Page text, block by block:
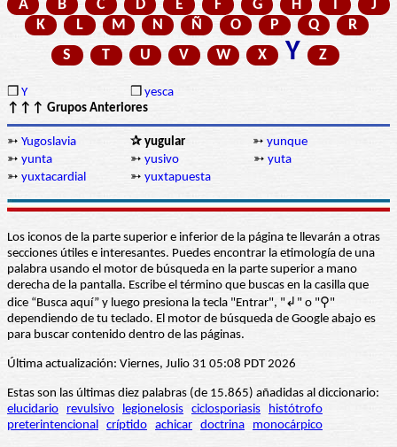
A B C D E F G H I
J
K
L M N Ñ O P Q
R
S
T U V W X Y Z
❒ Y ❒ yesca
↑↑↑ Grupos Anteriores
➳ Yugoslavia ✰ yugular ➳ yunque
➳ yunta ➳ yusivo ➳ yuta
➳ yuxtacardial ➳ yuxtapuesta
Los iconos de la parte superior e inferior de la página te llevarán a otras
secciones útiles e interesantes. Puedes encontrar la etimología de una
palabra usando el motor de búsqueda en la parte superior a mano
derecha de la pantalla. Escribe el término que buscas en la casilla que
dice “Busca aquí” y luego presiona la tecla "Entrar", "↲" o "⚲"
dependiendo de tu teclado. El motor de búsqueda de Google abajo es
para buscar contenido dentro de las páginas.
Última actualización: Viernes, Julio 31 05:08 PDT 2026
Estas son las últimas diez palabras (de 15.865) añadidas al diccionario:
elucidario
revulsivo legionelosis ciclosporiasis
histótrofo
preterintencional críptido achicar doctrina monocárpico